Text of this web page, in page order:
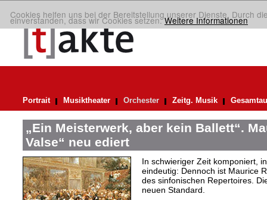
Cookies helfen uns bei der Bereitstellung unserer Dienste. Durch
einverstanden, dass wir Cookies setzen.Weitere Informationen
Portrait Musiktheater Orchester Zeitg. Musik
„Ein Meisterwerk, aber kein Ballett“.
Valse“ neu ediert
In schwieriger Zeit komponiert,
eindeutig: Dennoch ist Maurice
des sinfonischen Repertoires.
neuen Standard.